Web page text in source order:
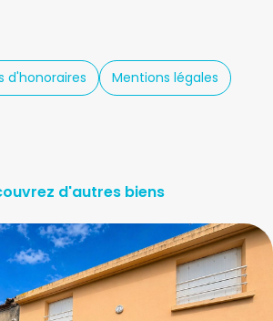
d'honoraires Mentions légales
d'autres biens